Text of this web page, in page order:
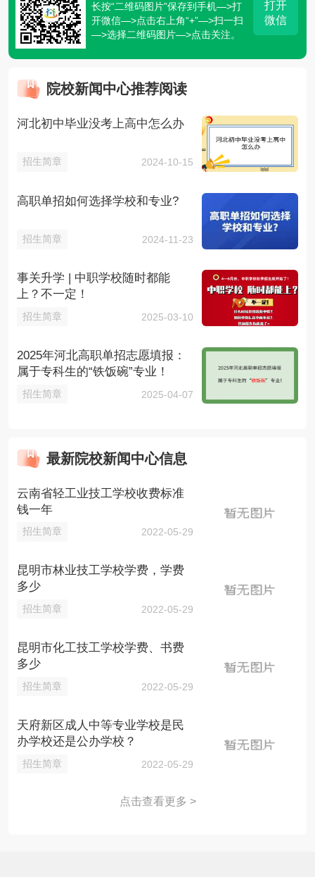
长按“二维码图片”保存到手机—>打
开微信—>点击右上角“+”—>扫一扫
—>选择二维码图片—>点击关注。
打开
微信
院校新闻中心推荐阅读
河北初中毕业没考上高中怎么办
招生简章 2024-10-15
高职单招如何选择学校和专业?
招生简章 2024-11-23
事关升学 | 中职学校随时都能
上？不一定！
招生简章 2025-03-10
2025年河北高职单招志愿填报：
属于专科生的“铁饭碗”专业！
招生简章 2025-04-07
最新院校新闻中心信息
云南省轻工业技工学校收费标准
钱一年
招生简章 2022-05-29
昆明市林业技工学校学费，学费
多少
招生简章 2022-05-29
昆明市化工技工学校学费、书费
多少
招生简章 2022-05-29
天府新区成人中等专业学校是民
办学校还是公办学校？
招生简章 2022-05-29
点击查看更多 >